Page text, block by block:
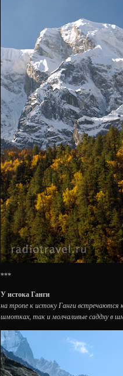
***
У истока Ганги
на тропе к истоку Ганги
шмотках, так и молчаливые саддху в